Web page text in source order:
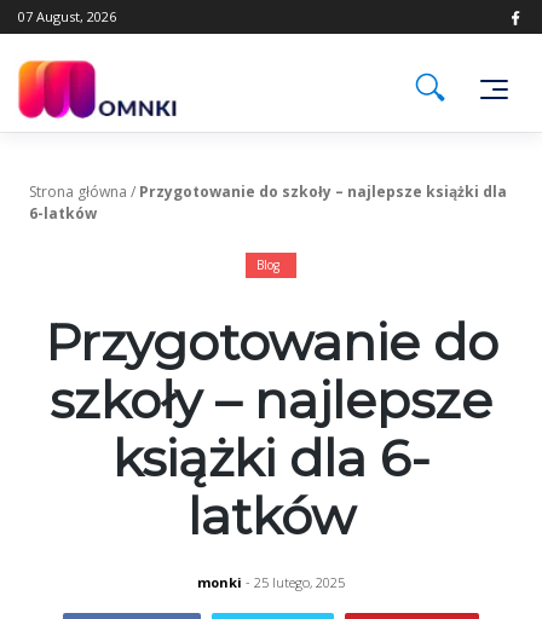
Skip
to
07 August, 2026
Strona główna / Przygotowanie do szkoły – najlepsze książki dla
6-latków
Blog
Przygotowanie do
szkoły – najlepsze
książki dla 6-
latków
monki - 25 lutego, 2025